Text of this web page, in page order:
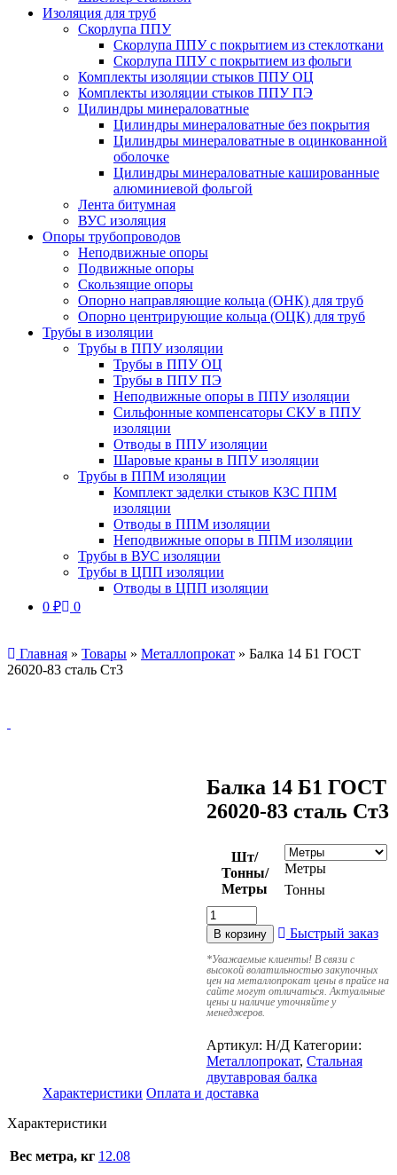
Изоляция для труб
Скорлупа ППУ
Скорлупа ППУ с покрытием из стеклоткани
Скорлупа ППУ с покрытием из фольги
Комплекты изоляции стыков ППУ ОЦ
Комплекты изоляции стыков ППУ ПЭ
Цилиндры минераловатные
Цилиндры минераловатные без покрытия
Цилиндры минераловатные в оцинкованной
оболочке
Цилиндры минераловатные кашированные
алюминиевой фольгой
Лента битумная
ВУС изоляция
Опоры трубопроводов
Неподвижные опоры
Подвижные опоры
Скользящие опоры
Опорно направляющие кольца (ОНК) для труб
Опорно центрирующие кольца (ОЦК) для труб
Трубы в изоляции
Трубы в ППУ изоляции
Трубы в ППУ ОЦ
Трубы в ППУ ПЭ
Неподвижные опоры в ППУ изоляции
Сильфонные компенсаторы СКУ в ППУ
изоляции
Отводы в ППУ изоляции
Шаровые краны в ППУ изоляции
Трубы в ППМ изоляции
Комплект заделки стыков КЗС ППМ
изоляции
Отводы в ППМ изоляции
Неподвижные опоры в ППМ изоляции
Трубы в ВУС изоляции
Трубы в ЦПП изоляции
Отводы в ЦПП изоляции
0 ₽ 0
Главная » Товары » Металлопрокат » Балка 14 Б1 ГОСТ
26020-83 сталь Ст3
Балка 14 Б1 ГОСТ
26020-83 сталь Ст3
Шт/
Тонны/
Метры
Метры
Тонны
В корзину Быстрый заказ
*Уважаемые клиенты! В связи с
высокой волатильностью закупочных
цен на металлопрокат цены в прайсе на
сайте могут отличаться. Актуальные
цены и наличие уточняйте у
менеджеров.
Артикул: Н/Д Категории:
Металлопрокат, Стальная
двутавровая балка
Характеристики Оплата и доставка
Характеристики
Вес метра, кг 12.08